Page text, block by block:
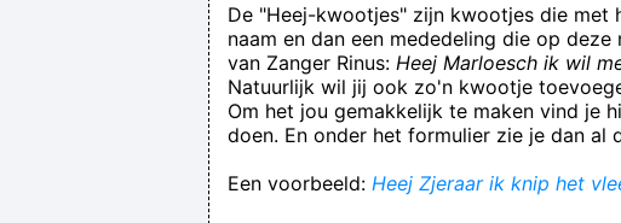
De "Heej-kwootjes" zijn kwootjes die met
naam en dan een mededeling die op
van Zanger Rinus: Heej Marloesch ik wil
Natuurlijk wil jij ook zo'n kwootje
Om het jou gemakkelijk te maken vind je
doen. En onder het formulier zie je dan
Een voorbeeld: Heej Zjeraar ik knip het